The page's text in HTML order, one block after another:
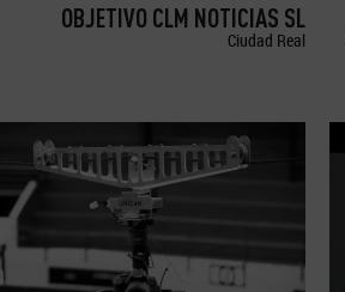
OBJETIVO CLM NOTICIAS SL
Ciudad Real